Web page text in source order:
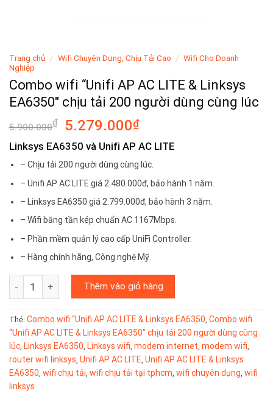
Trang chủ / Wifi Chuyên Dụng, Chịu Tải Cao / Wifi Cho Doanh
Nghiệp
Combo wifi “Unifi AP AC LITE & Linksys
EA6350″ chịu tải 200 người dùng cùng lúc
5.900.000₫
Giá
gốc
là:
5.900.000₫.
5.279.000₫Giá
hiện
tại
là:
5.279.000₫.
Linksys EA6350 và Unifi AP AC LITE
– Chịu tải 200 người dùng cùng lúc.
– Unifi AP AC LITE giá 2.480.000đ, bảo hành 1 năm.
– Linksys EA6350 giá 2.799.000đ, bảo hành 3 năm.
– Wifi băng tần kép chuẩn AC 1167Mbps.
– Phần mềm quản lý cao cấp UniFi Controller.
– Hàng chính hãng, Công nghệ Mỹ.
Combo wifi “Unifi AP AC LITE & Linksys EA6350″ chịu tải 200
Thêm vào giỏ hàng
Thẻ: Combo wifi “Unifi AP AC LITE & Linksys EA6350, Combo wifi
“Unifi AP AC LITE & Linksys EA6350″ chịu tải 200 người dùng cùng
lúc, Linksys EA6350, Linksys wifi, modem internet, modem wifi,
router wifi linksys, Unifi AP AC LITE, Unifi AP AC LITE & Linksys
EA6350, wifi chịu tải, wifi chịu tải tại tphcm, wifi chuyên dụng, wifi
linksys